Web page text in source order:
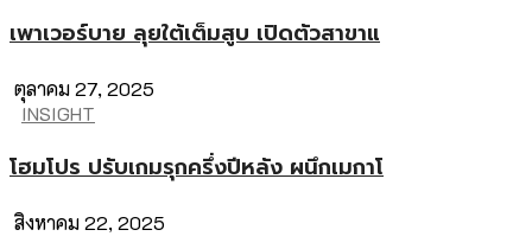
เพาเวอร์บาย ลุยใต้เต็มสูบ เปิดตัวสาขาแ
ตุลาคม 27, 2025
INSIGHT
โฮมโปร ปรับเกมรุกครึ่งปีหลัง ผนึกเมกาโ
สิงหาคม 22, 2025